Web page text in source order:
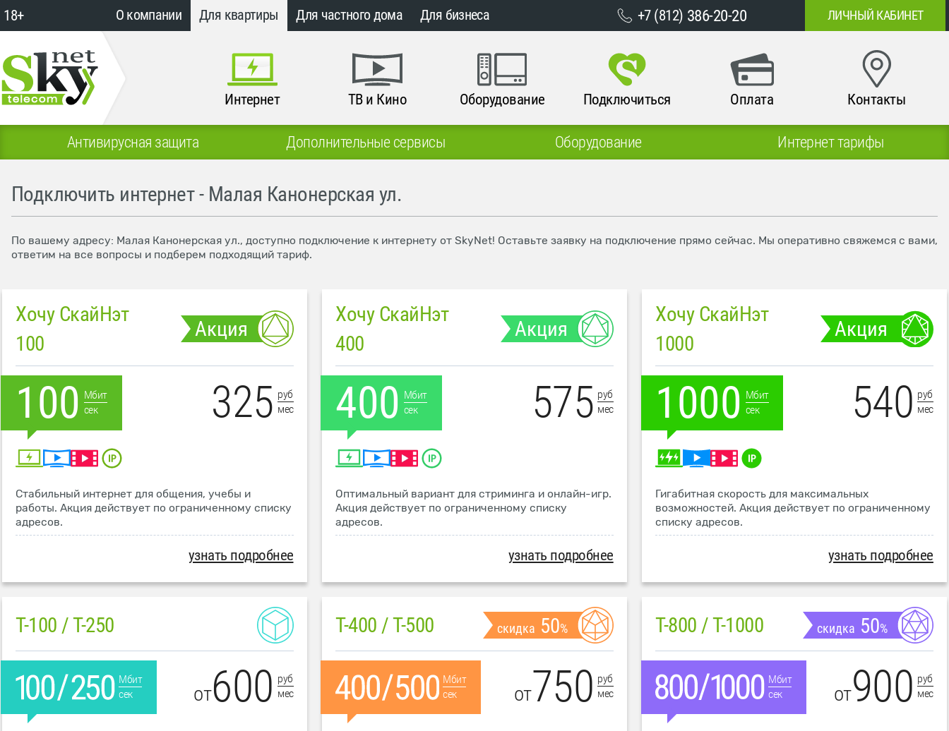
18+ О компании Для квартиры Для частного дома Для бизнеса +7 (812) 386-20-20 ЛИЧНЫЙ КАБИНЕТ
Интернет ТВ и Кино Оборудование Подключиться Оплата Контакты
Антивирусная защита Дополнительные сервисы Оборудование Интернет тарифы
Подключить интернет - Малая Канонерская ул.
По вашему адресу: Малая Канонерская ул., доступно подключение к интернету от SkyNet! Оставьте заявку на подключение прямо сейчас. Мы оперативно свяжемся с вами,
ответим на все вопросы и подберем подходящий тариф.
Хочу СкайНэт
100
Акция
100 Мбит
сек
325 руб
мес
Стабильный интернет для общения, учебы и
работы. Акция действует по ограниченному списку
адресов.
узнать подробнее
Хочу СкайНэт
400
Акция
400 Мбит
сек
575 руб
мес
Оптимальный вариант для стриминга и онлайн-игр.
Акция действует по ограниченному списку
адресов.
узнать подробнее
Хочу СкайНэт
1000
Акция
1000 Мбит
сек
540 руб
мес
Гигабитная скорость для максимальных
возможностей. Акция действует по ограниченному
списку адресов.
узнать подробнее
T-100 / T-250
Мбит
сек
от600 руб
мес
T-400 / T-500 скидка 50%
Мбит
сек
от750 руб
мес
T-800 / T-1000 скидка 50%
Мбит
сек
от900 руб
мес